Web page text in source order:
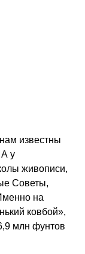
известны
у
живописи,
Советы,
на
ковбой»,
млн фунтов